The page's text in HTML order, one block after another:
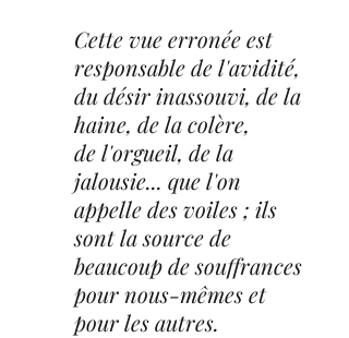
Cette vue erronée est
responsable de l'avidité,
du désir inassouvi, de la
haine, de la colère,
de l'orgueil, de la
jalousie... que l'on
appelle des voiles ; ils
sont la source de
beaucoup de souffrances
pour nous-mêmes et
pour les autres.